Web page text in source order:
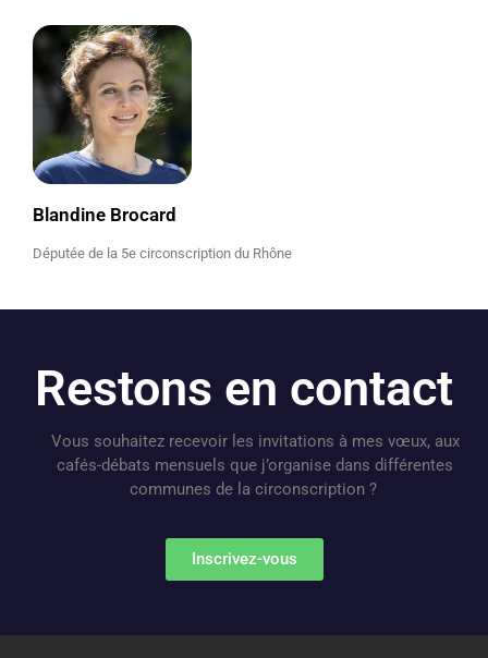
Blandine Brocard
Députée de la 5e circonscription du Rhône
Restons en contact
Vous souhaitez recevoir les invitations à mes vœux, aux
cafés-débats mensuels que j’organise dans différentes
communes de la circonscription ?
Inscrivez-vous